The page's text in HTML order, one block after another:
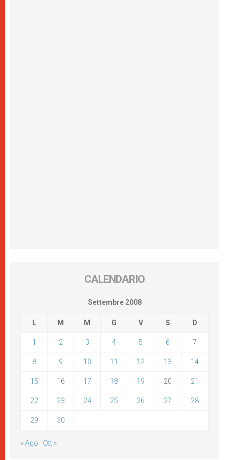
CALENDARIO
Settembre 2008
L M M G V S D
1 2 3 4 5 6 7
8 9 10 11 12 13 14
15 16 17 18 19 20 21
22 23 24 25 26 27 28
29 30
« Ago Ott »